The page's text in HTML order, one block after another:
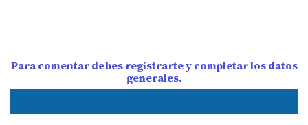
Para comentar debes registrarte y completar los datos
generales.